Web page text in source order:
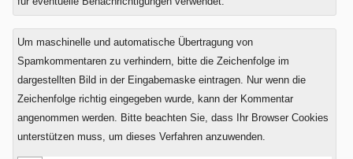
Eins
plus
Um maschinelle und automatische Übertragung von
Spamkommentaren zu verhindern, bitte die Zeichenfolge im
dargestellten Bild in der Eingabemaske eintragen. Nur wenn die
Zeichenfolge richtig eingegeben wurde, kann der Kommentar
angenommen werden. Bitte beachten Sie, dass Ihr Browser Cookies
unterstützen muss, um dieses Verfahren anzuwenden.